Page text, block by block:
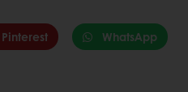
Pinterest WhatsApp